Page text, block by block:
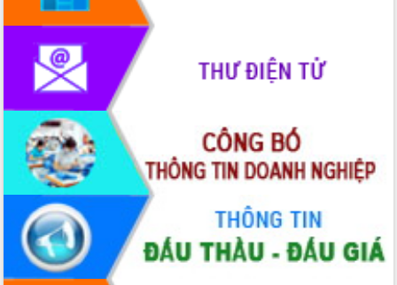
Hội thảo góp ý hồ sơ điều chỉnh quy
hoạch tỉnh Đắk Lắk thời kỳ 2021-2030,
tầm nhìn đến năm 2050
Nâng cao hiệu quả hoạt động của các
doanh nghiệp nhà nước
Hội nghị triển khai kết nối mạng
truyền số liệu chuyên dùng phục vụ cơ
quan Đảng, Nhà nước
Lễ phát động chuỗi hoạt động chung
tay làm sạch môi trường
Xã Ea Kar bước chuyển mình trong
công tác cải cách hành chính mô hình
mới
UBND tỉnh họp báo định kỳ tháng 4
năm 2026